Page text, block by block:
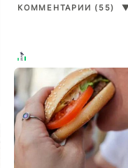
КОММЕНТАРИИ (55)